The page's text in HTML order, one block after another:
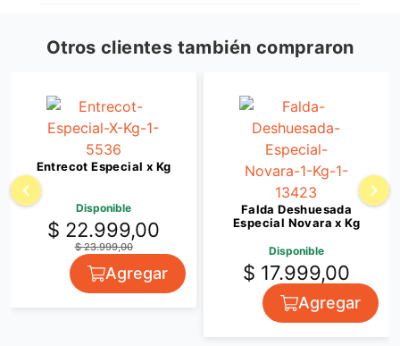
Otros clientes también compraron
Entrecot Especial x Kg
Disponible
$ 22.999,00
$ 23.999,00
Agregar
Falda Deshuesada
Especial Novara x Kg
Disponible
$ 17.999,00
Agregar